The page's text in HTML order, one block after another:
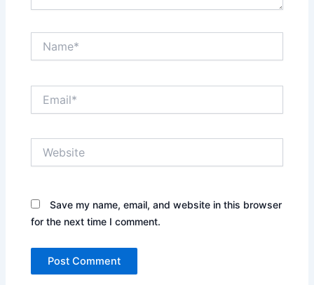
Save my name, email, and website in this browser
for the next time I comment.